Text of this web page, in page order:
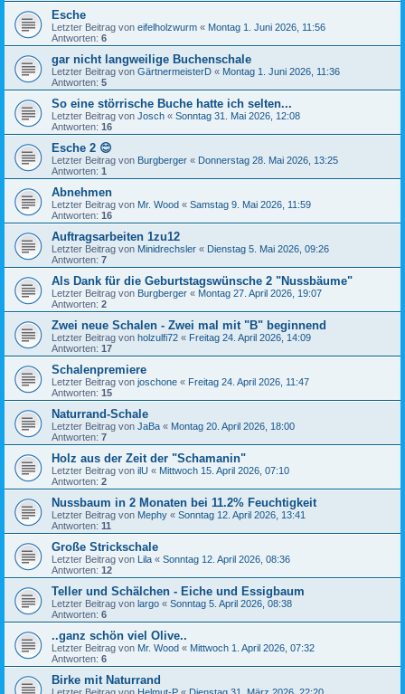
Esche
Letzter Beitrag von eifelholzwurm « Montag 1. Juni 2026, 11:56
Antworten: 6
gar nicht langweilige Buchenschale
Letzter Beitrag von GärtnermeisterD « Montag 1. Juni 2026, 11:36
Antworten: 5
So eine störrische Buche hatte ich selten...
Letzter Beitrag von Josch « Sonntag 31. Mai 2026, 12:08
Antworten: 16
Esche 2 😊
Letzter Beitrag von Burgberger « Donnerstag 28. Mai 2026, 13:25
Antworten: 1
Abnehmen
Letzter Beitrag von Mr. Wood « Samstag 9. Mai 2026, 11:59
Antworten: 16
Auftragsarbeiten 1zu12
Letzter Beitrag von Minidrechsler « Dienstag 5. Mai 2026, 09:26
Antworten: 7
Als Dank für die Geburtstagswünsche 2 "Nussbäume"
Letzter Beitrag von Burgberger « Montag 27. April 2026, 19:07
Antworten: 2
Zwei neue Schalen - Zwei mal mit "B" beginnend
Letzter Beitrag von holzulfi72 « Freitag 24. April 2026, 14:09
Antworten: 17
Schalenpremiere
Letzter Beitrag von joschone « Freitag 24. April 2026, 11:47
Antworten: 15
Naturrand-Schale
Letzter Beitrag von JaBa « Montag 20. April 2026, 18:00
Antworten: 7
Holz aus der Zeit der "Schamanin"
Letzter Beitrag von ilU « Mittwoch 15. April 2026, 07:10
Antworten: 2
Nussbaum in 2 Monaten bei 11.2% Feuchtigkeit
Letzter Beitrag von Mephy « Sonntag 12. April 2026, 13:41
Antworten: 11
Große Strickschale
Letzter Beitrag von Lila « Sonntag 12. April 2026, 08:36
Antworten: 12
Teller und Schälchen - Eiche und Essigbaum
Letzter Beitrag von largo « Sonntag 5. April 2026, 08:38
Antworten: 6
..ganz schön viel Olive..
Letzter Beitrag von Mr. Wood « Mittwoch 1. April 2026, 07:32
Antworten: 6
Birke mit Naturrand